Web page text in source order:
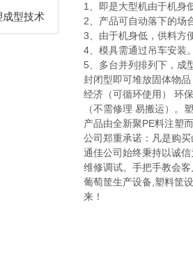
成型技术
1、即是大型机由于机身
2、产品可自动落下的场
3、由于机身低，供料方
4、模具需通过吊车安装。
5、多台并列排列下，成
封闭型即可堆放固体物品
经济（可循环使用） 环
（不需修理 易搬运）。
产品由全新聚PE料注塑
公司郑重承诺：凡是购买
通佳公司始终秉持以诚
维修调试。手把手教会
葡萄筐生产设备,塑料筐
来！